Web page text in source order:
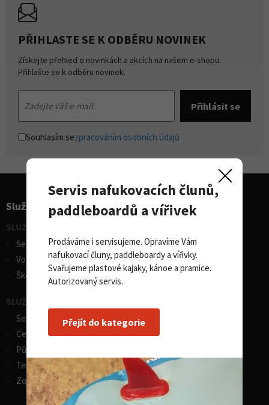
PŘIHLASTE SE K ODBĚRU NOVINEK
Získejte přehled o novinkách a akcích na našem e-shopu.
Přihlašte se k odběru novinek.
Souhlasím sezpracováním osobních údajů
Služby pro sporty
SLUŽBY - vodní sporty
Servis lodí a člunů
Vodácká půjčovna lodí
Škola eskymování
SLUŽBY - zimní sporty
Servis lyží
Celosezonní půjčovna lyží
Půjčovna lyží
Test centrum SPORTEN
Zobrazit vše
Servis nafukovacích člunů,
paddleboardů a vířivek
Prodáváme i servisujeme. Opravíme Vám
nafukovací čluny, paddleboardy a vířivky.
Svařujeme plastové kajaky, kánoe a pramice.
Autorizovaný servis.
Přejít do kategorie